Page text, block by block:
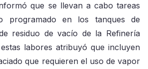
que se llevan a cabo tareas
programado en los tanques de
residuo de vacío de la Refinería
labores atribuyó que incluyen
que requieren el uso de vapor